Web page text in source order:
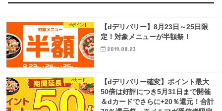
dポイント
【dデリバリー】8月23日～25日限
定！対象メニューが半額祭！
2019.08.23
dカード
【dデリバリー確変】ポイント最大
50倍は好評につき5月31日まで開催
＆dカードでさらに+20％還元！合計